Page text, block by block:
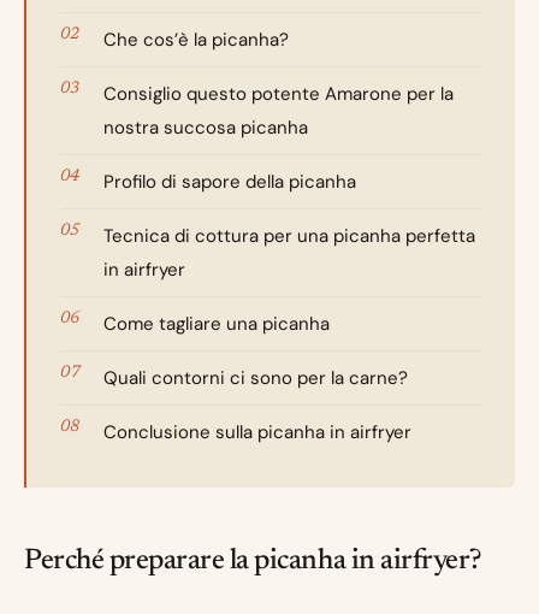
Che cos’è la picanha?
Consiglio questo potente Amarone per la
nostra succosa picanha
Profilo di sapore della picanha
Tecnica di cottura per una picanha perfetta
in airfryer
Come tagliare una picanha
Quali contorni ci sono per la carne?
Conclusione sulla picanha in airfryer
Perché preparare la picanha in airfryer?